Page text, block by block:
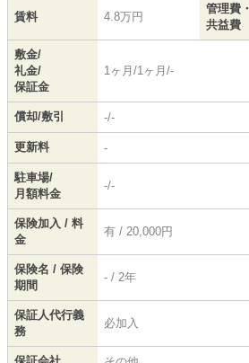
賃料 4.8万円
管理費・
共益費
敷金/
礼金/
保証金
1ヶ月/1ヶ月/-
償却/敷引 -/-
更新料 -
駐車場/
月額料金
-/-
保険加入 / 料
金
有 / 20,000円
保険名 / 保険
期間
- / 2年
保証人代行義
務
必加入